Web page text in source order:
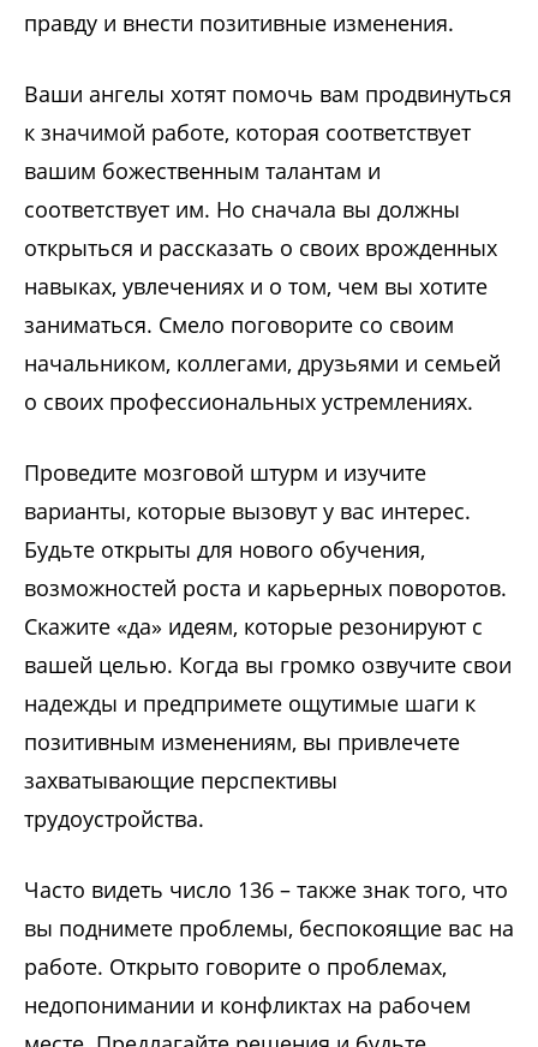
правду и внести позитивные изменения.
Ваши ангелы хотят помочь вам продвинуться
к значимой работе, которая соответствует
вашим божественным талантам и
соответствует им. Но сначала вы должны
открыться и рассказать о своих врожденных
навыках, увлечениях и о том, чем вы хотите
заниматься. Смело поговорите со своим
начальником, коллегами, друзьями и семьей
о своих профессиональных устремлениях.
Проведите мозговой штурм и изучите
варианты, которые вызовут у вас интерес.
Будьте открыты для нового обучения,
возможностей роста и карьерных поворотов.
Скажите «да» идеям, которые резонируют с
вашей целью. Когда вы громко озвучите свои
надежды и предпримете ощутимые шаги к
позитивным изменениям, вы привлечете
захватывающие перспективы
трудоустройства.
Часто видеть число 136 – также знак того, что
вы поднимете проблемы, беспокоящие вас на
работе. Открыто говорите о проблемах,
недопонимании и конфликтах на рабочем